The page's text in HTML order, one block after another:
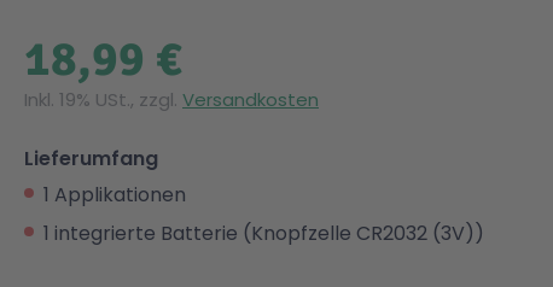
18,99 €
Inkl. 19% USt., zzgl. Versandkosten
Lieferumfang
1 Applikationen
1 integrierte Batterie (Knopfzelle CR2032 (3V))